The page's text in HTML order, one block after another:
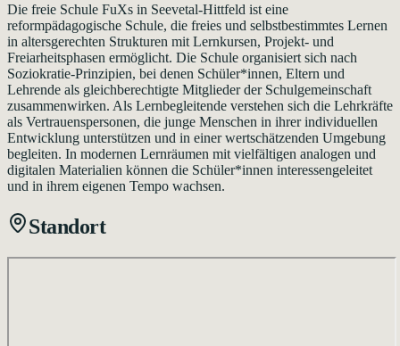
Die freie Schule FuXs in Seevetal-Hittfeld ist eine
reformpädagogische Schule, die freies und selbstbestimmtes Lernen
in altersgerechten Strukturen mit Lernkursen, Projekt- und
Freiarheitsphasen ermöglicht. Die Schule organisiert sich nach
Soziokratie-Prinzipien, bei denen Schüler*innen, Eltern und
Lehrende als gleichberechtigte Mitglieder der Schulgemeinschaft
zusammenwirken. Als Lernbegleitende verstehen sich die Lehrkräfte
als Vertrauenspersonen, die junge Menschen in ihrer individuellen
Entwicklung unterstützen und in einer wertschätzenden Umgebung
begleiten. In modernen Lernräumen mit vielfältigen analogen und
digitalen Materialien können die Schüler*innen interessengeleitet
und in ihrem eigenen Tempo wachsen.
Standort